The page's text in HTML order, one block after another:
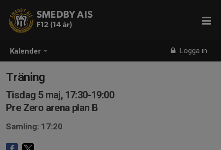
Kalender Logga in
SMEDBY AIS
F12 (14 år)
Träning
Tisdag 5 maj, 17:30-19:00
Pre Zero arena plan B
Samling: 17:20